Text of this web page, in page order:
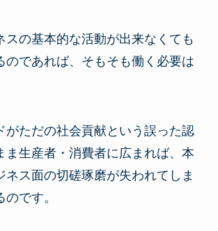
スの基本的な活動が出来なくても
のであれば、そもそも働く必要は
がただの社会貢献という誤った認
ま生産者・消費者に広まれば、本
ネス面の切磋琢磨が失われてしま
です。